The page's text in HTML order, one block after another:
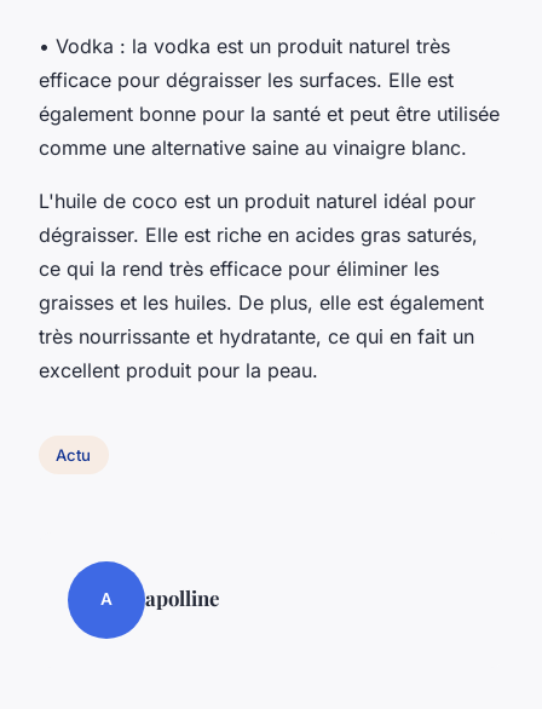
• Vodka : la vodka est un produit naturel très
efficace pour dégraisser les surfaces. Elle est
également bonne pour la santé et peut être utilisée
comme une alternative saine au vinaigre blanc.
L'huile de coco est un produit naturel idéal pour
dégraisser. Elle est riche en acides gras saturés,
ce qui la rend très efficace pour éliminer les
graisses et les huiles. De plus, elle est également
très nourrissante et hydratante, ce qui en fait un
excellent produit pour la peau.
Actu
A apolline